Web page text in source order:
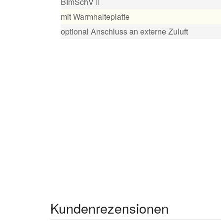
mit Warmhalteplatte
optional Anschluss an externe Zuluft
Kundenrezensionen